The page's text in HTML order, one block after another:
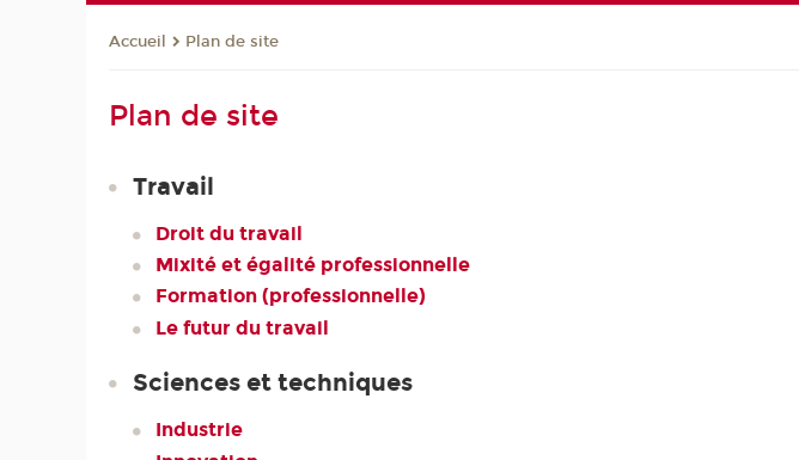
Accueil Plan de site
Plan de site
Travail
Droit du travail
Mixité et égalité professionnelle
Formation (professionnelle)
Le futur du travail
Sciences et techniques
Industrie